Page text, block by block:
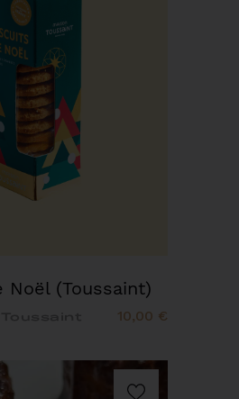
Noël (Toussaint)
10,00 €